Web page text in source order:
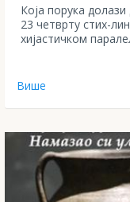
Која порука
23 четврту стих-
хијастичком
Више